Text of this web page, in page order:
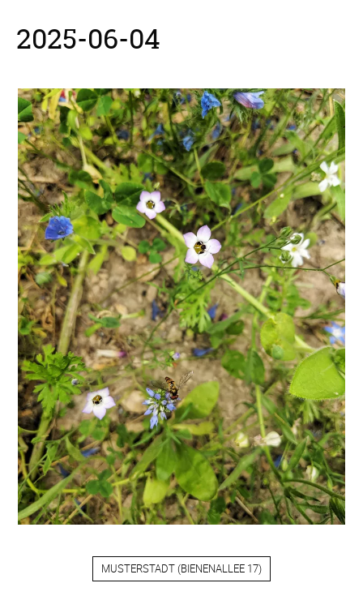
2025-06-04
MUSTERSTADT (BIENENALLEE 17)